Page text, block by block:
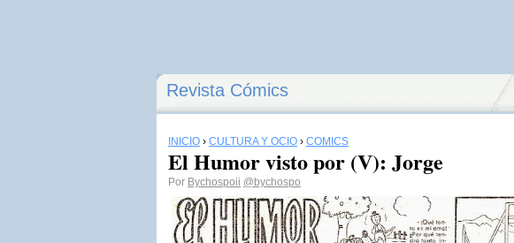
Revista Cómics
INICIO › CULTURA Y OCIO › CÓMICS
El Humor visto por (V): Jorge
Por Bychospoii @bychospo